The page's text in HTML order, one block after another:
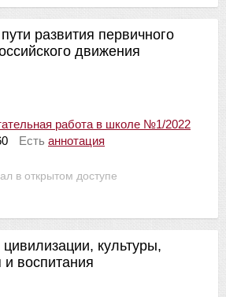
в открытом доступе
развития первичного
движения
работа в школе №1/2022
Есть аннотация
культуры,
и воспитания